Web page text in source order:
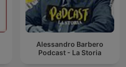
Alessandro Barbero
Podcast - La Storia